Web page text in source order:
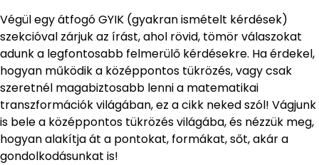
Végül egy átfogó GYIK (gyakran ismételt kérdések)
szekcióval zárjuk az írást, ahol rövid, tömör válaszokat
adunk a legfontosabb felmerülő kérdésekre. Ha érdekel,
hogyan működik a középpontos tükrözés, vagy csak
szeretnél magabiztosabb lenni a matematikai
transzformációk világában, ez a cikk neked szól! Vágjunk
is bele a középpontos tükrözés világába, és nézzük meg,
hogyan alakítja át a pontokat, formákat, sőt, akár a
gondolkodásunkat is!